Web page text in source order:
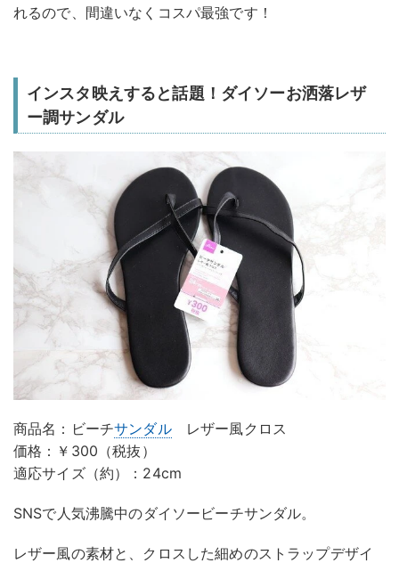
れるので、間違いなくコスパ最強です！
インスタ映えすると話題！ダイソーお洒落レザ
ー調サンダル
商品名：ビーチサンダルレザー風クロス
価格：￥300（税抜）
適応サイズ（約）：24cm
SNSで人気沸騰中のダイソービーチサンダル。
レザー風の素材と、クロスした細めのストラップデザイ